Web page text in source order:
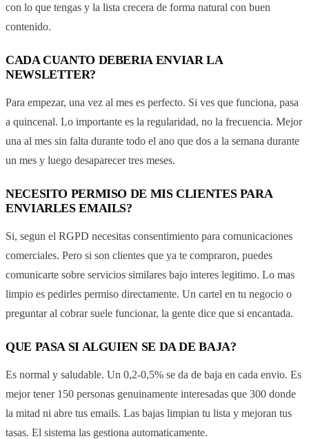
con lo que tengas y la lista crecera de forma natural con buen
contenido.
CADA CUANTO DEBERIA ENVIAR LA
NEWSLETTER?
Para empezar, una vez al mes es perfecto. Si ves que funciona, pasa
a quincenal. Lo importante es la regularidad, no la frecuencia. Mejor
una al mes sin falta durante todo el ano que dos a la semana durante
un mes y luego desaparecer tres meses.
NECESITO PERMISO DE MIS CLIENTES PARA
ENVIARLES EMAILS?
Si, segun el RGPD necesitas consentimiento para comunicaciones
comerciales. Pero si son clientes que ya te compraron, puedes
comunicarte sobre servicios similares bajo interes legitimo. Lo mas
limpio es pedirles permiso directamente. Un cartel en tu negocio o
preguntar al cobrar suele funcionar, la gente dice que si encantada.
QUE PASA SI ALGUIEN SE DA DE BAJA?
Es normal y saludable. Un 0,2-0,5% se da de baja en cada envio. Es
mejor tener 150 personas genuinamente interesadas que 300 donde
la mitad ni abre tus emails. Las bajas limpian tu lista y mejoran tus
tasas. El sistema las gestiona automaticamente.